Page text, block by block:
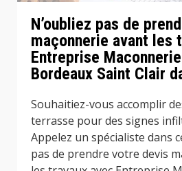
N’oubliez pas de
maçonnerie avant les
Entreprise
Bordeaux Saint Clair
Souhaitiez-vous accomplir
terrasse pour des signes
Appelez un spécialiste dans
pas de prendre votre devis